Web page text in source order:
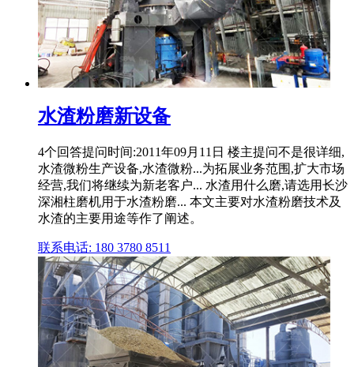
水渣粉磨新设备
4个回答提问时间:2011年09月11日 楼主提问不是很详细,
水渣微粉生产设备,水渣微粉...为拓展业务范围,扩大市场
经营,我们将继续为新老客户... 水渣用什么磨,请选用长沙
深湘柱磨机用于水渣粉磨... 本文主要对水渣粉磨技术及
水渣的主要用途等作了阐述。
联系电话: 180 3780 8511